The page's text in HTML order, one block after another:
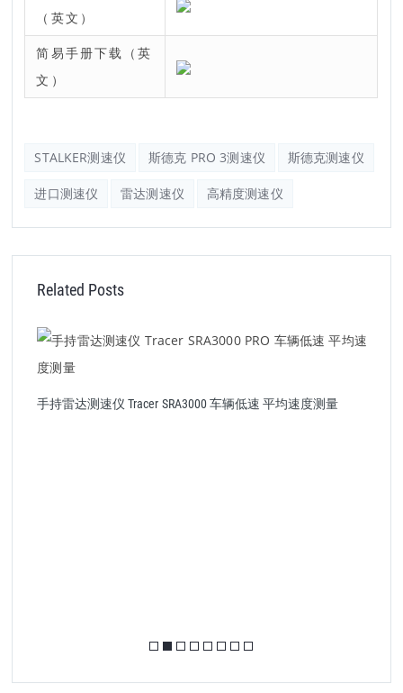
（英文）
简易手册下载（英
文）
STALKER测速仪 斯德克 PRO 3测速仪 斯德克测速仪
进口测速仪 雷达测速仪 高精度测速仪
Related Posts
手持雷达测速仪 Tracer SRA3000 车辆低速 平均速度测量